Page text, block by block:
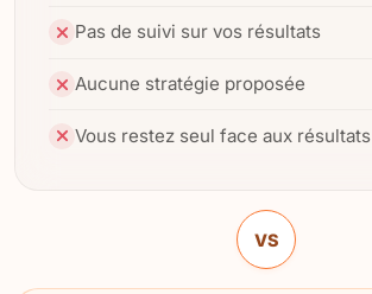
Pas de suivi sur vos résultats
Aucune stratégie proposée
Vous restez seul face aux résultats
VS